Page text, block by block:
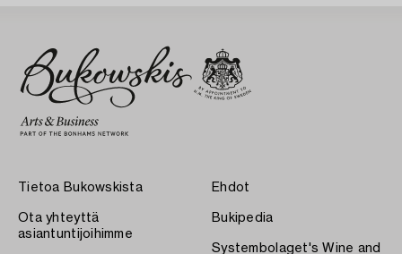
Tietoa Bukowskista
Ota yhteyttä
asiantuntijoihimme
Ehdot
Bukipedia
Systembolaget's Wine and